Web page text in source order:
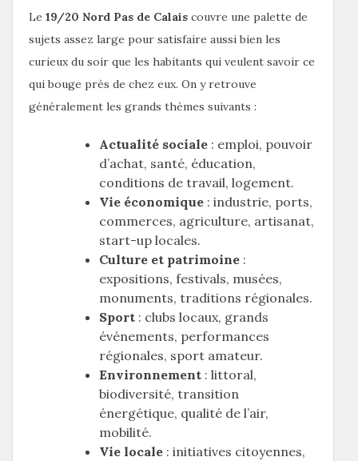
Le 19/20 Nord Pas de Calais couvre une palette de
sujets assez large pour satisfaire aussi bien les
curieux du soir que les habitants qui veulent savoir ce
qui bouge près de chez eux. On y retrouve
généralement les grands thèmes suivants :
Actualité sociale : emploi, pouvoir
d’achat, santé, éducation,
conditions de travail, logement.
Vie économique : industrie, ports,
commerces, agriculture, artisanat,
start-up locales.
Culture et patrimoine :
expositions, festivals, musées,
monuments, traditions régionales.
Sport : clubs locaux, grands
événements, performances
régionales, sport amateur.
Environnement : littoral,
biodiversité, transition
énergétique, qualité de l’air,
mobilité.
Vie locale : initiatives citoyennes,